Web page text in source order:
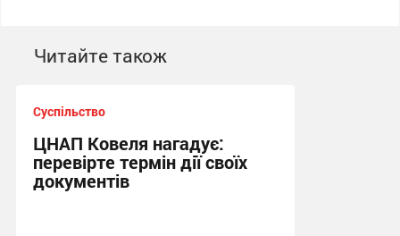
Читайте також
Суспільство
ЦНАП Ковеля нагадує:
перевірте термін дії своїх
документів